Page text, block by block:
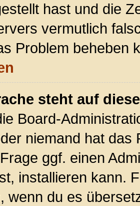
hast und die
vermutlich
Problem beheben
steht auf
Board-
niemand hat
ggf. einen
installieren kann.
wenn du es